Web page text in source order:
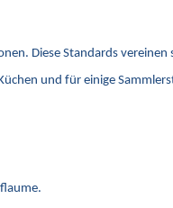
Diese Standards
und für einige